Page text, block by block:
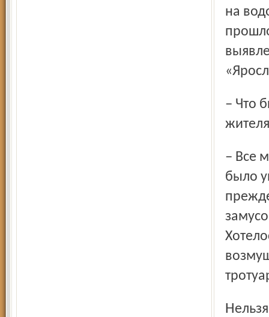
на
– Что бы вы как главный эколог Ярославля пожелали
– Все мы живем в Ярославле, это наш дом. И чтобы всем
было
Нельзя сжигать мусор на территории города, потому что